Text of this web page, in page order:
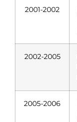
2001-2002
2002-2005
2005-2006